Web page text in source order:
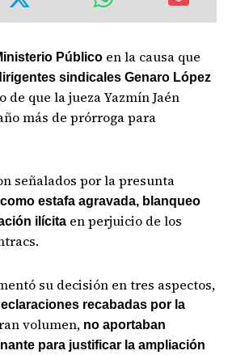
Público en la causa que
sindicales Genaro López
de que la jueza Yazmín Jaén
más de prórroga para
señalados por la presunta
estafa agravada, blanqueo
ilícita en perjuicio de los
su decisión en tres aspectos,
recabadas por la
volumen, no aportaban
para justificar la ampliación